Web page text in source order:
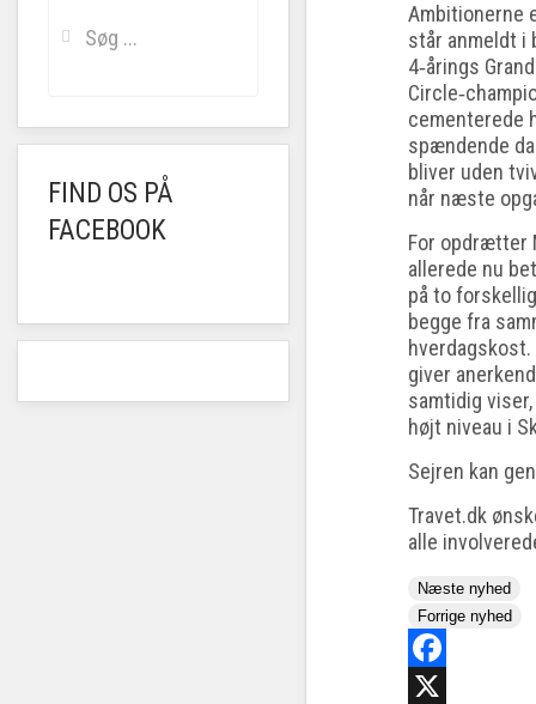
Ambitionerne
står anmeldt i
4‑årings
cementerede
spændende
bliver uden
når næste
For opdrætter
allerede nu
på to
begge fra
giver
samtidig
højt niveau i
Sejren kan
Travet.dk
alle
Næste nyhed
Forrige nyhed
Facebook
FIND OS PÅ
FACEBOOK